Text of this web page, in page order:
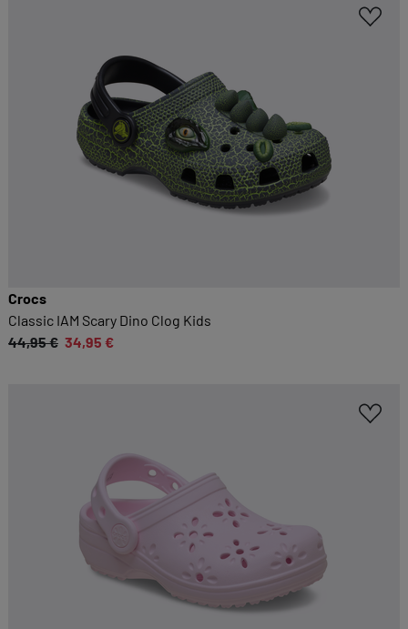
Crocs
Classic IAM Scary Dino Clog Kids
44,95 € 34,95 €